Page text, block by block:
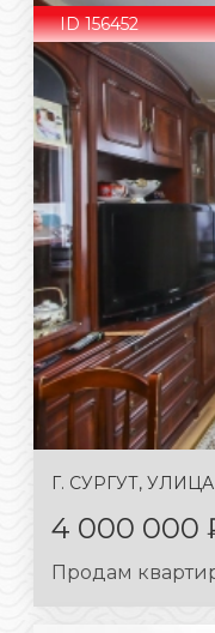
ID 156452
Г. СУРГУТ,
4 000 000
Пpoдам